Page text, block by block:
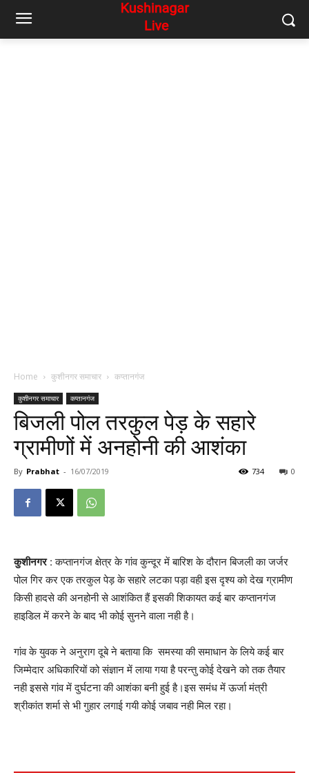
Home कुशीनगर समाचार कप्तानगंज
कुशीनगर समाचार कप्तानगंज
बिजली पोल तरकुल पेड़ के सहारे
ग्रामीणों में अनहोनी की आशंका
By Prabhat - 16/07/2019 0
734
कुशीनगर: कप्तानगंज क्षेत्र के गांव कुन्दूर में बारिश के दौरान बिजली का जर्जर
पोल गिर कर एक तरकुल पेड़ के सहारे लटका पड़ा वही इस दृश्य को देख ग्रामीण
किसी हादसे की अनहोनी से आशंकित हैं इसकी शिकायत कई बार कप्तानगंज
हाइडिल में करने के बाद भी कोई सुनने वाला नही है।
गांव के युवक ने अनुराग दूबे ने बताया कि समस्या की समाधान के लिये कई बार
जिम्मेदार अधिकारियों को संज्ञान में लाया गया है परन्तु कोई देखने को तक तैयार
नही इससे गांव में दुर्घटना की आशंका बनी हुई है।इस समंध में ऊर्जा मंत्री
श्रीकांत शर्मा से भी गुहार लगाई गयी कोई जबाव नही मिल रहा।